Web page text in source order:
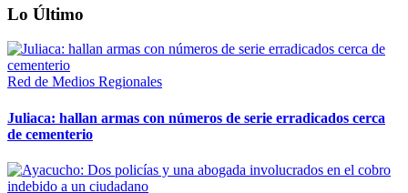
Lo Último
Red de Medios Regionales
Juliaca: hallan armas con números de serie erradicados cerca
de cementerio